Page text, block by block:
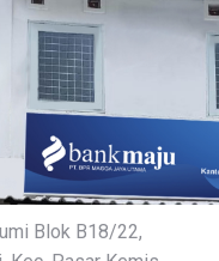
Blok B18/22,